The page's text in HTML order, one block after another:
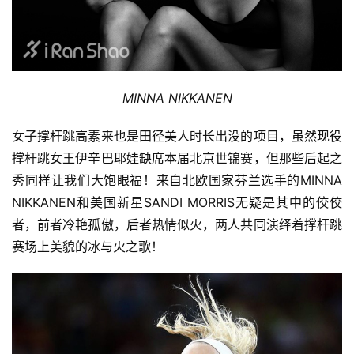
MINNA NIKKANEN
女子撑杆跳高素来也是田径美人时长出没的项目，虽然现役
撑杆跳女王伊辛巴耶娃缺席本届北京世锦赛，但那些后起之
秀同样让我们大饱眼福！来自北欧国家芬兰选手的MINNA
NIKKANEN和美国新星SANDI MORRIS无疑是其中的佼佼
者，前者冷艳孤傲，后者热情似火，两人共同演绎着撑杆跳
赛场上美貌的冰与火之歌！